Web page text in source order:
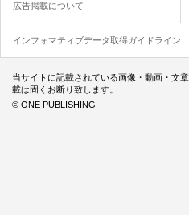
広告掲載について
インフォマティブデータ取得ガイドライン
当サイトに記載されている画像・動画・文
載は固くお断り致します。
© ONE PUBLISHING